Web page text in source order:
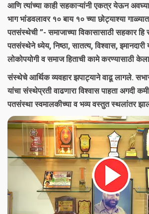
आणि त्यांच्या काही सहकाऱ्यांनी एकत्र येऊन
भाग भांडवलावर १० बाय १० च्या छोट्याश्या
पतसंस्थेची ”- समाजाच्या विकासासाठी सहकार हि
पतसंस्थेने ध्येय, निष्ठा, सातत्य, विश्वास, इमानदारी
लोकोपयोगी व समाज हिताची कामे करण्यासाठी
संस्थेचे आर्थिक व्यवहार झपाट्याने वाढू लागले.
यांचा संस्थेप्रती वाढणारा विश्वास पाहता अगदी
पतसंस्था स्वमालकीच्या व भव्य वस्तुत स्थलांतर